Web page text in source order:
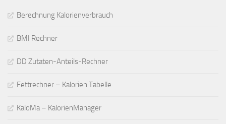
Berechnung Kalorienverbrauch
BMI Rechner
DD Zutaten-Anteils-Rechner
Fettrechner – Kalorien Tabelle
KaloMa – KalorienManager